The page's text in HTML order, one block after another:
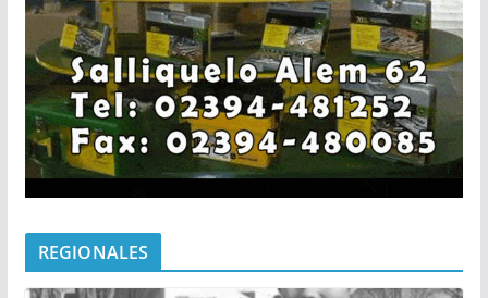
REGIONALES